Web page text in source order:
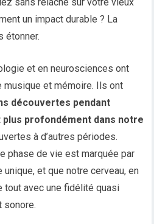
sans relâche sur votre vieux
un impact durable ? La
étonner.
et en neurosciences ont
et mémoire. Ils ont
découvertes pendant
plus profondément dans notre
à d’autres périodes.
phase de vie est marquée par
et que notre cerveau, en
tout avec une fidélité quasi
sonore.